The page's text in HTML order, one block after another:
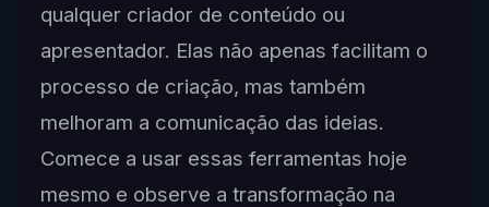
qualquer criador de conteúdo ou
apresentador. Elas não apenas facilitam o
processo de criação, mas também
melhoram a comunicação das ideias.
Comece a usar essas ferramentas hoje
mesmo e observe a transformação na